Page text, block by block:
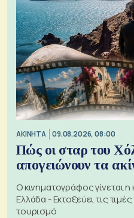
ΑΚΙΝΗΤΑ 09.08.2026, 08:00
Πώς οι σταρ του
απογειώνουν τα
Ο κινηματογράφος γίνεται
Ελλάδα - Εκτοξεύει τις
τουρισμό